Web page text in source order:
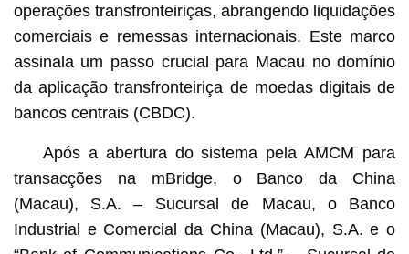
operações transfronteiriças, abrangendo liquidações
comerciais e remessas internacionais. Este marco
assinala um passo crucial para Macau no domínio
da aplicação transfronteiriça de moedas digitais de
bancos centrais (CBDC).
Após a abertura do sistema pela AMCM para
transacções na mBridge, o Banco da China
(Macau), S.A. – Sucursal de Macau, o Banco
Industrial e Comercial da China (Macau), S.A. e o